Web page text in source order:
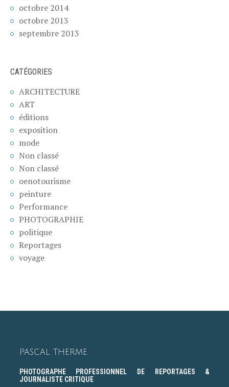
octobre 2014
octobre 2013
septembre 2013
CATÉGORIES
ARCHITECTURE
ART
éditions
exposition
mode
Non classé
Non classé
oenotourisme
peinture
Performance
PHOTOGRAPHIE
politique
Reportages
voyage
PASCAL THERME
PHOTOGRAPHE PROFESSIONNEL DE REPORTAGES &
JOURNALISTE CRITIQUE